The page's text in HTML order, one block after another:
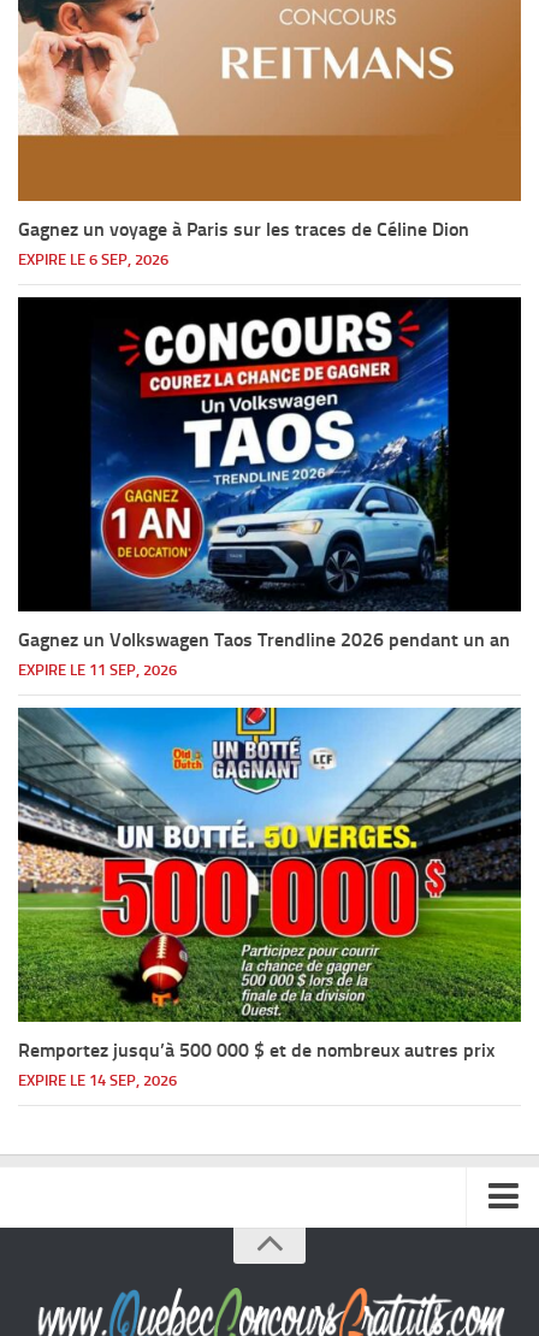
Gagnez un voyage à Paris sur les traces de Céline Dion
EXPIRE LE 6 SEP, 2026
Gagnez un Volkswagen Taos Trendline 2026 pendant un an
EXPIRE LE 11 SEP, 2026
Remportez jusqu’à 500 000 $ et de nombreux autres prix
EXPIRE LE 14 SEP, 2026
Argent